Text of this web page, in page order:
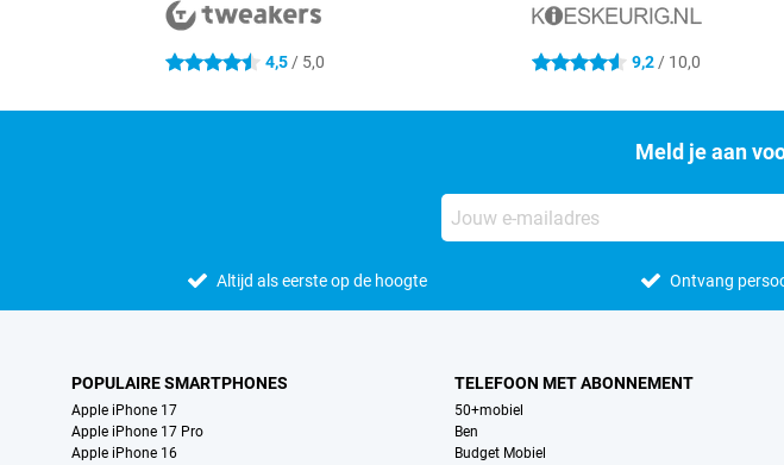
4.5 sterren 4,5/ 5,0 4.6 sterren 9,2/ 10,0
Meld je aan
Altijd als eerste op de hoogte Ontvang
POPULAIRE SMARTPHONES
Apple iPhone 17
Apple iPhone 17 Pro
Apple iPhone 16
TELEFOON MET ABONNEMENT
50+mobiel
Ben
Budget Mobiel